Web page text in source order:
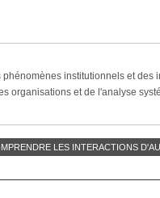
institutionnels et des
organisations et de l'analyse
LES INTERACTIONS